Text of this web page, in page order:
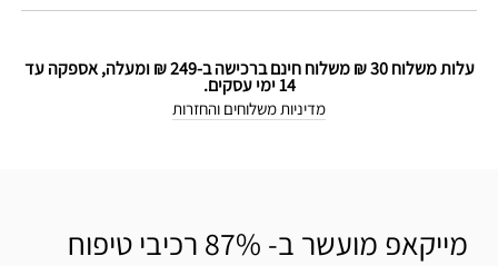
עלות משלוח 30 ₪ משלוח חינם ברכישה ב-249 ₪ ומעלה, אספקה עד
14 ימי עסקים.
מדיניות משלוחים והחזרות
מייקאפ מועשר ב- 87% רכיבי טיפוח